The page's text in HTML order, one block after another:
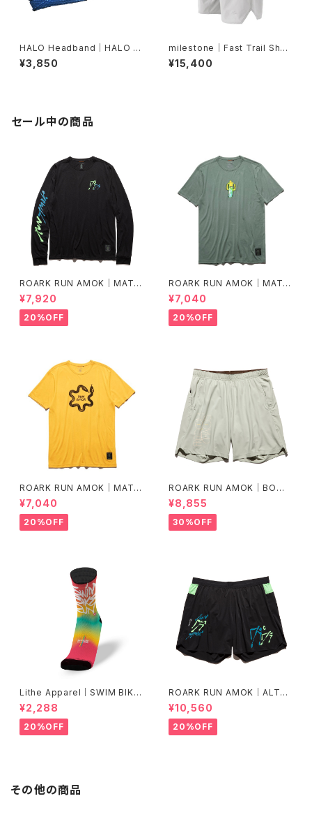
HALO Headband｜HALO バ
ンディット JP（Air Abyss Blu
e）
¥3,850
milestone｜Fast Trail Shor
ts（グレーシャーシルバー）
¥15,400
セール中の商品
ROARK RUN AMOK｜MATHI
S LS col.BLACK FJORD
¥7,920
20%OFF
ROARK RUN AMOK｜MATHI
S CORE SS col.FOREST
¥7,040
20%OFF
ROARK RUN AMOK｜MATHI
S CORE SS col.SUNBURST
¥7,040
20%OFF
ROARK RUN AMOK｜BOM
MER 2.0 7" Col.CHAPARRA
L
¥8,855
30%OFF
Lithe Apparel｜SWIM BIKE
RUN [COLOR]
¥2,288
20%OFF
ROARK RUN AMOK｜ALTA
5" Col.BLACK FJORD
¥10,560
20%OFF
その他の商品